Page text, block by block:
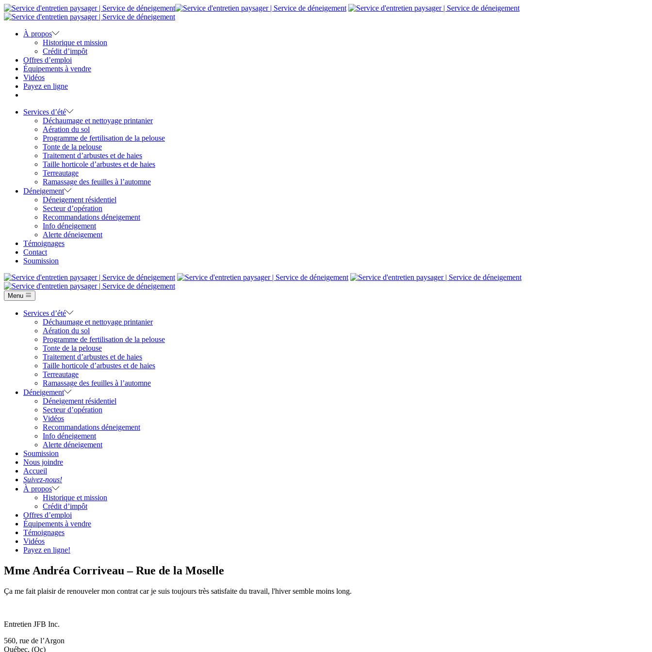
À propos
Historique et mission
Crédit d’impôt
Offres d’emploi
Équipements à vendre
Vidéos
Payez en ligne
Services d’été
Déchaumage et nettoyage printanier
Aération du sol
Programme de fertilisation de la pelouse
Tonte de la pelouse
Traitement d’arbustes et de haies
Taille horticole d’arbustes et de haies
Terreautage
Ramassage des feuilles à l’automne
Déneigement
Déneigement résidentiel
Secteur d’opération
Recommandations déneigement
Info déneigement
Alerte déneigement
Témoignages
Contact
Soumission
Menu
Services d’été
Déchaumage et nettoyage printanier
Aération du sol
Programme de fertilisation de la pelouse
Tonte de la pelouse
Traitement d’arbustes et de haies
Taille horticole d’arbustes et de haies
Terreautage
Ramassage des feuilles à l’automne
Déneigement
Déneigement résidentiel
Secteur d’opération
Vidéos
Recommandations déneigement
Info déneigement
Alerte déneigement
Soumission
Nous joindre
Accueil
Suivez-nous!
À propos
Historique et mission
Crédit d’impôt
Offres d’emploi
Équipements à vendre
Témoignages
Vidéos
Payez en ligne!
Mme Andréa Corriveau – Rue de la Moselle
Ça me fait plaisir de renouveler mon contrat car je suis toujours très satisfaite du travail, l'hiver semble moins long.
Entretien JFB Inc.
560, rue de l’Argon
Québec, (Qc)